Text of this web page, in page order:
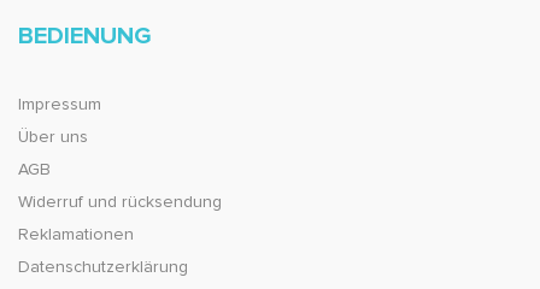
BEDIENUNG
Impressum
Über uns
AGB
Widerruf und rücksendung
Reklamationen
Datenschutzerklärung